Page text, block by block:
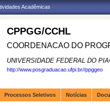
Acadêmicas
CPPGG/CCHL
COORDENACAO DO
UNIVERSIDADE FEDERAL DO
http://www.posgraduacao.ufpi.br//ppggeo
Processos Seletivos Notícias